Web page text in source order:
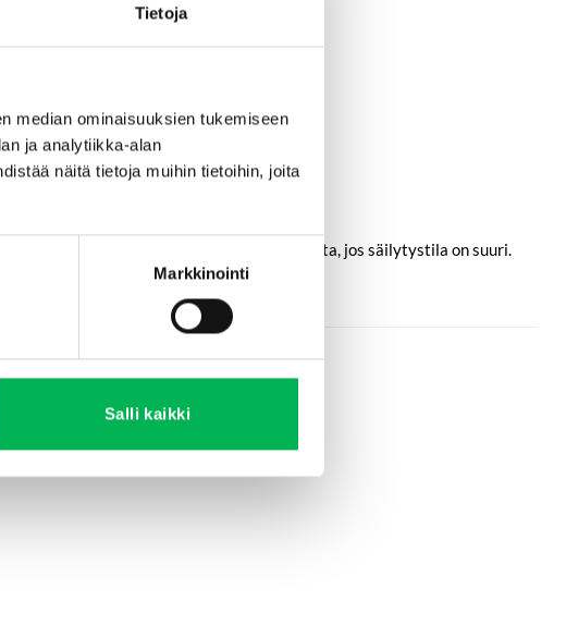
Tietoja
median ominaisuuksien tukemiseen
ja analytiikka-alan
näitä tietoja muihin tietoihin, joita
Markkinointi
Salli kaikki
ja lisää tarvittaessa enemmän renkaita, jos säilytystila on suuri.